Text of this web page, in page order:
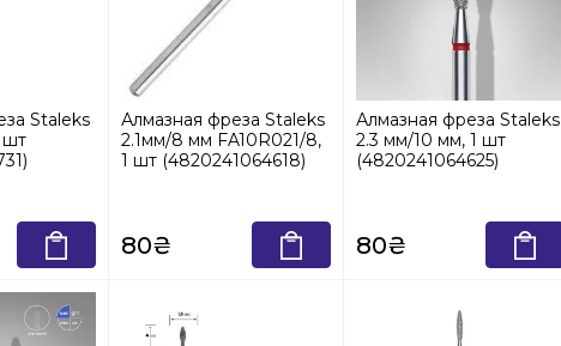
Staleks
шт
Алмазная фреза Staleks
2.1мм/8 мм FA10R021/8,
1 шт (4820241064618)
80₴
Алмазная фреза Staleks
2.3 мм/10 мм, 1 шт
(4820241064625)
80₴